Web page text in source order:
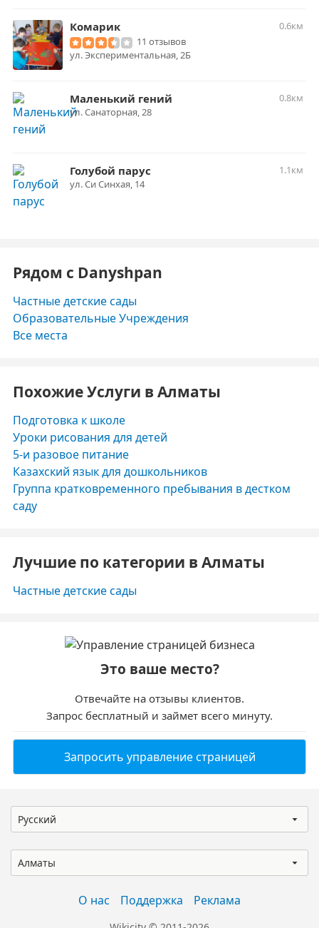
Комарик
0.6км
11 отзывов
ул. Экспериментальная, 2Б
Маленький гений
0.8км
ул. ​Санаторная, 28
Голубой парус
1.1км
ул. Си Синхая, 14
Рядом с Danyshpan
Частные детские сады
Образовательные Учреждения
Все места
Похожие Услуги в Алматы
Подготовка к школе
Уроки рисования для детей
5-и разовое питание
Казахский язык для дошкольников
Группа кратковременного пребывания в дестком
саду
Лучшие по категории в Алматы
Частные детские сады
Это ваше место?
Отвечайте на отзывы клиентов.
Запрос бесплатный и займет всего минуту.
Запросить управление страницей
Русский
Алматы
О нас Поддержка Реклама